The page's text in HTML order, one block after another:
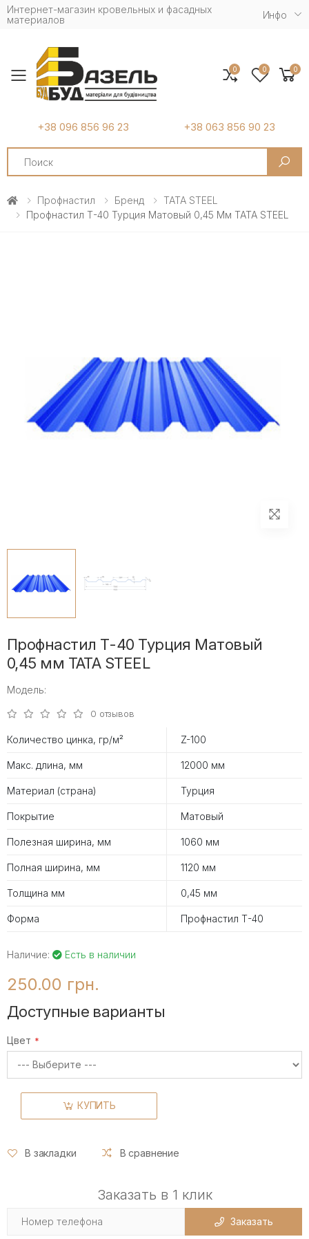
Интернет-магазин кровельных и фасадных
материалов
Инфо
Toggle mobile menu
+38 096 856 96 23 +38 063 856 90 23
Search
0 0 0
Профнастил Бренд
TATA STEEL
Профнастил Т-40 Турция Матовый 0,45 Мм TATA STEEL
Профнастил Т-40 Турция Матовый
0,45 мм TATA STEEL
Модель:
0 отзывов
Количество цинка, гр/м² Z-100
Макс. длина, мм 12000 мм
Материал (страна) Турция
Покрытие Матовый
Полезная ширина, мм 1060 мм
Полная ширина, мм 1120 мм
Толщина мм 0,45 мм
Форма Профнастил Т-40
Наличие: Есть в наличии
250.00 грн.
Доступные варианты
Цвет
КУПИТЬ
В закладки В сравнение
Заказать в 1 клик
Заказать